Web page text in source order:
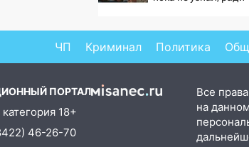
Двое мигрантов
выкопали,
утопить в Волге
назвали
день августа:
ЧП Криминал Политика
ПОРТАЛ
18+
46-26-70
Все
на